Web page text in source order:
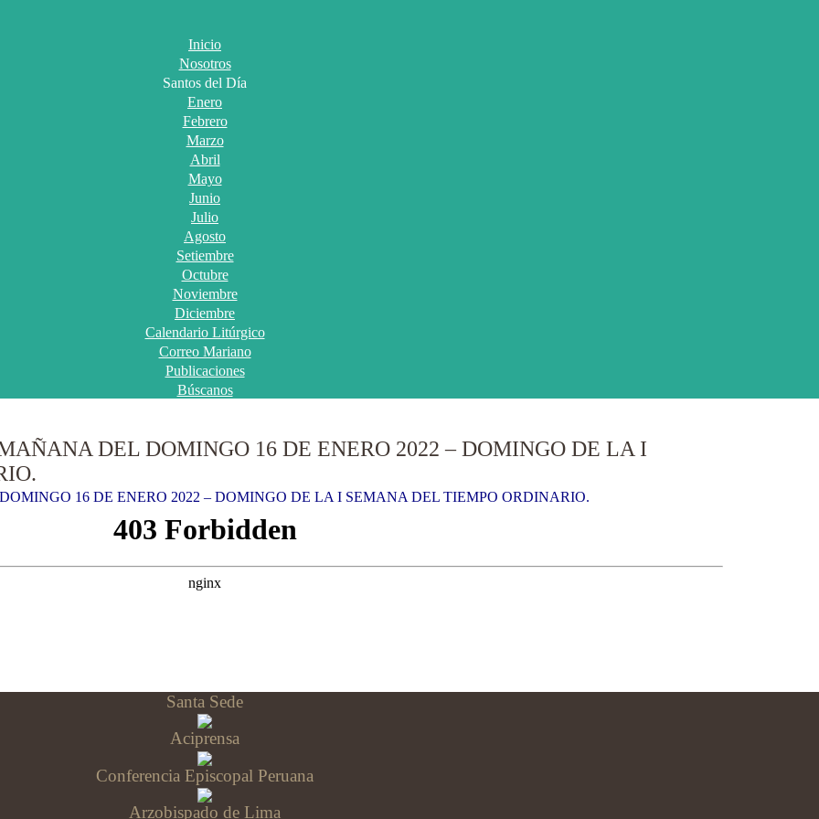
Inicio
Nosotros
Santos del Día
Enero
Febrero
Marzo
Abril
Mayo
Junio
Julio
Agosto
Setiembre
Octubre
Noviembre
Diciembre
Calendario Litúrgico
Correo Mariano
Publicaciones
Búscanos
DEL DOMINGO 16 DE ENERO 2022 – DOMINGO DE LA I
16 DE ENERO 2022 – DOMINGO DE LA I SEMANA DEL TIEMPO ORDINARIO.
Santa Sede
Aciprensa
Conferencia Episcopal Peruana
Arzobispado de Lima